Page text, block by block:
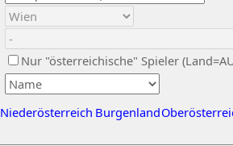
Nur "österreichische" Spieler
Niederösterreich Burgenland